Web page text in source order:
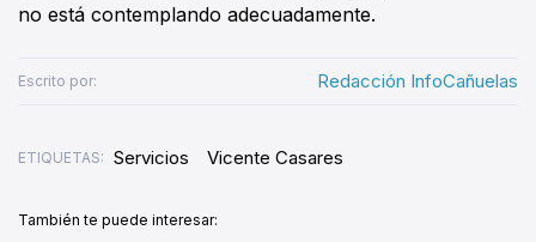
no está contemplando adecuadamente.
Escrito por: Redacción InfoCañuelas
ETIQUETAS: Servicios Vicente Casares
También te puede interesar: